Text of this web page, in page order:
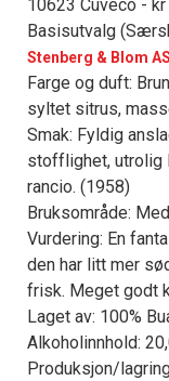
10623 Cuveco -
Basisutvalg
Stenberg & Blom AS
Farge og duft:
syltet sitrus,
Smak: Fyldig
stofflighet, utrolig
rancio. (1958)
Bruksområde:
Vurdering: En
den har litt mer
frisk. Meget godt
Laget av: 100%
Alkoholinnhold:
Produksjon/